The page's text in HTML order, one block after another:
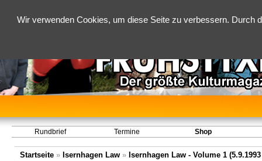
Wir verwenden Cookies, um diese Seite zu verbessern.
Rundbrief Termine Shop
Startseite» Isernhagen Law» Isernhagen Law - Volume 1 (5.9.1993